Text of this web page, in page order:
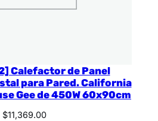
Calefactor de Panel
para Pared. California
Gee de 450W 60x90cm
$11,369.00